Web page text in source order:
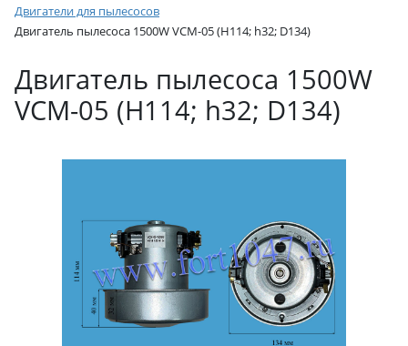
Двигатели для пылесосов
Двигатель пылесоса 1500W VCM-05 (H114; h32; D134)
Двигатель пылесоса 1500W
VCM-05 (H114; h32; D134)